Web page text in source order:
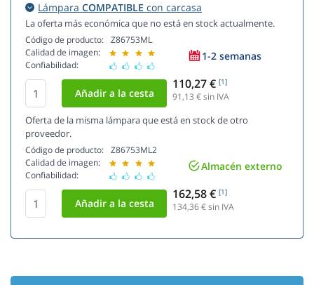
Lámpara COMPATIBLE con carcasa
La oferta más económica que no está en stock actualmente.
Código de producto:
Calidad de imagen:
Confiabilidad:
Z86753ML
1-2 semanas
110,27 € [1]
91,13 € sin IVA
Oferta de la misma lámpara que está en stock de otro
proveedor.
Código de producto:
Calidad de imagen:
Confiabilidad:
Z86753ML2
Almacén externo
162,58 € [1]
134,36€ sin IVA